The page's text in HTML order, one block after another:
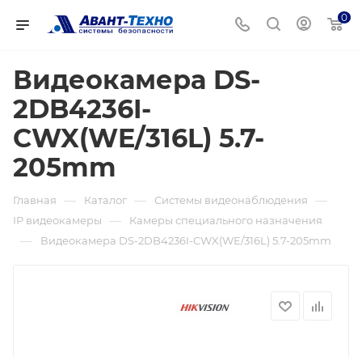
0
Видеокамера DS-
2DB4236I-
CWX(WE/316L) 5.7-
205mm
Главная — Каталог — Системы видеонаблюдения —
IP видеокамеры — Камеры специального назначения
— Видеокамера DS-2DB4236I-CWX(WE/316L) 5.7-205mm